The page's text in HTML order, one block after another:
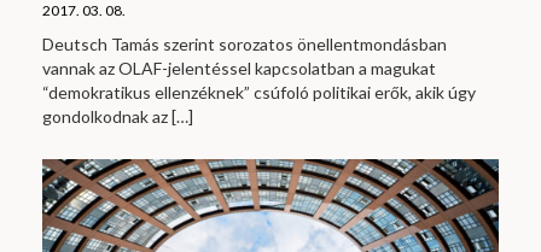
2017. 03. 08.
Deutsch Tamás szerint sorozatos önellentmondásban
vannak az OLAF-jelentéssel kapcsolatban a magukat
“demokratikus ellenzéknek” csúfoló politikai erők, akik úgy
gondolkodnak az[…]